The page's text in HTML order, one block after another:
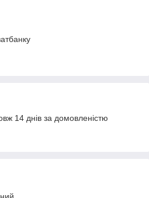
14 днів за домовленістю